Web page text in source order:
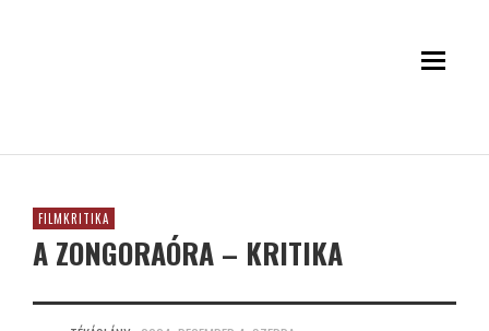
FILMKRITIKA
A ZONGORAÓRA – KRITIKA